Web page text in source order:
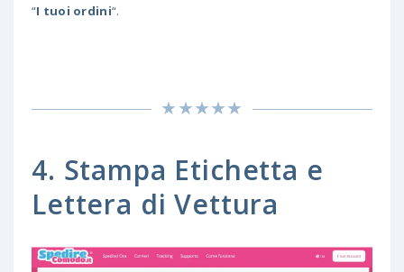
“I tuoi ordini“.
4. Stampa Etichetta e
Lettera di Vettura